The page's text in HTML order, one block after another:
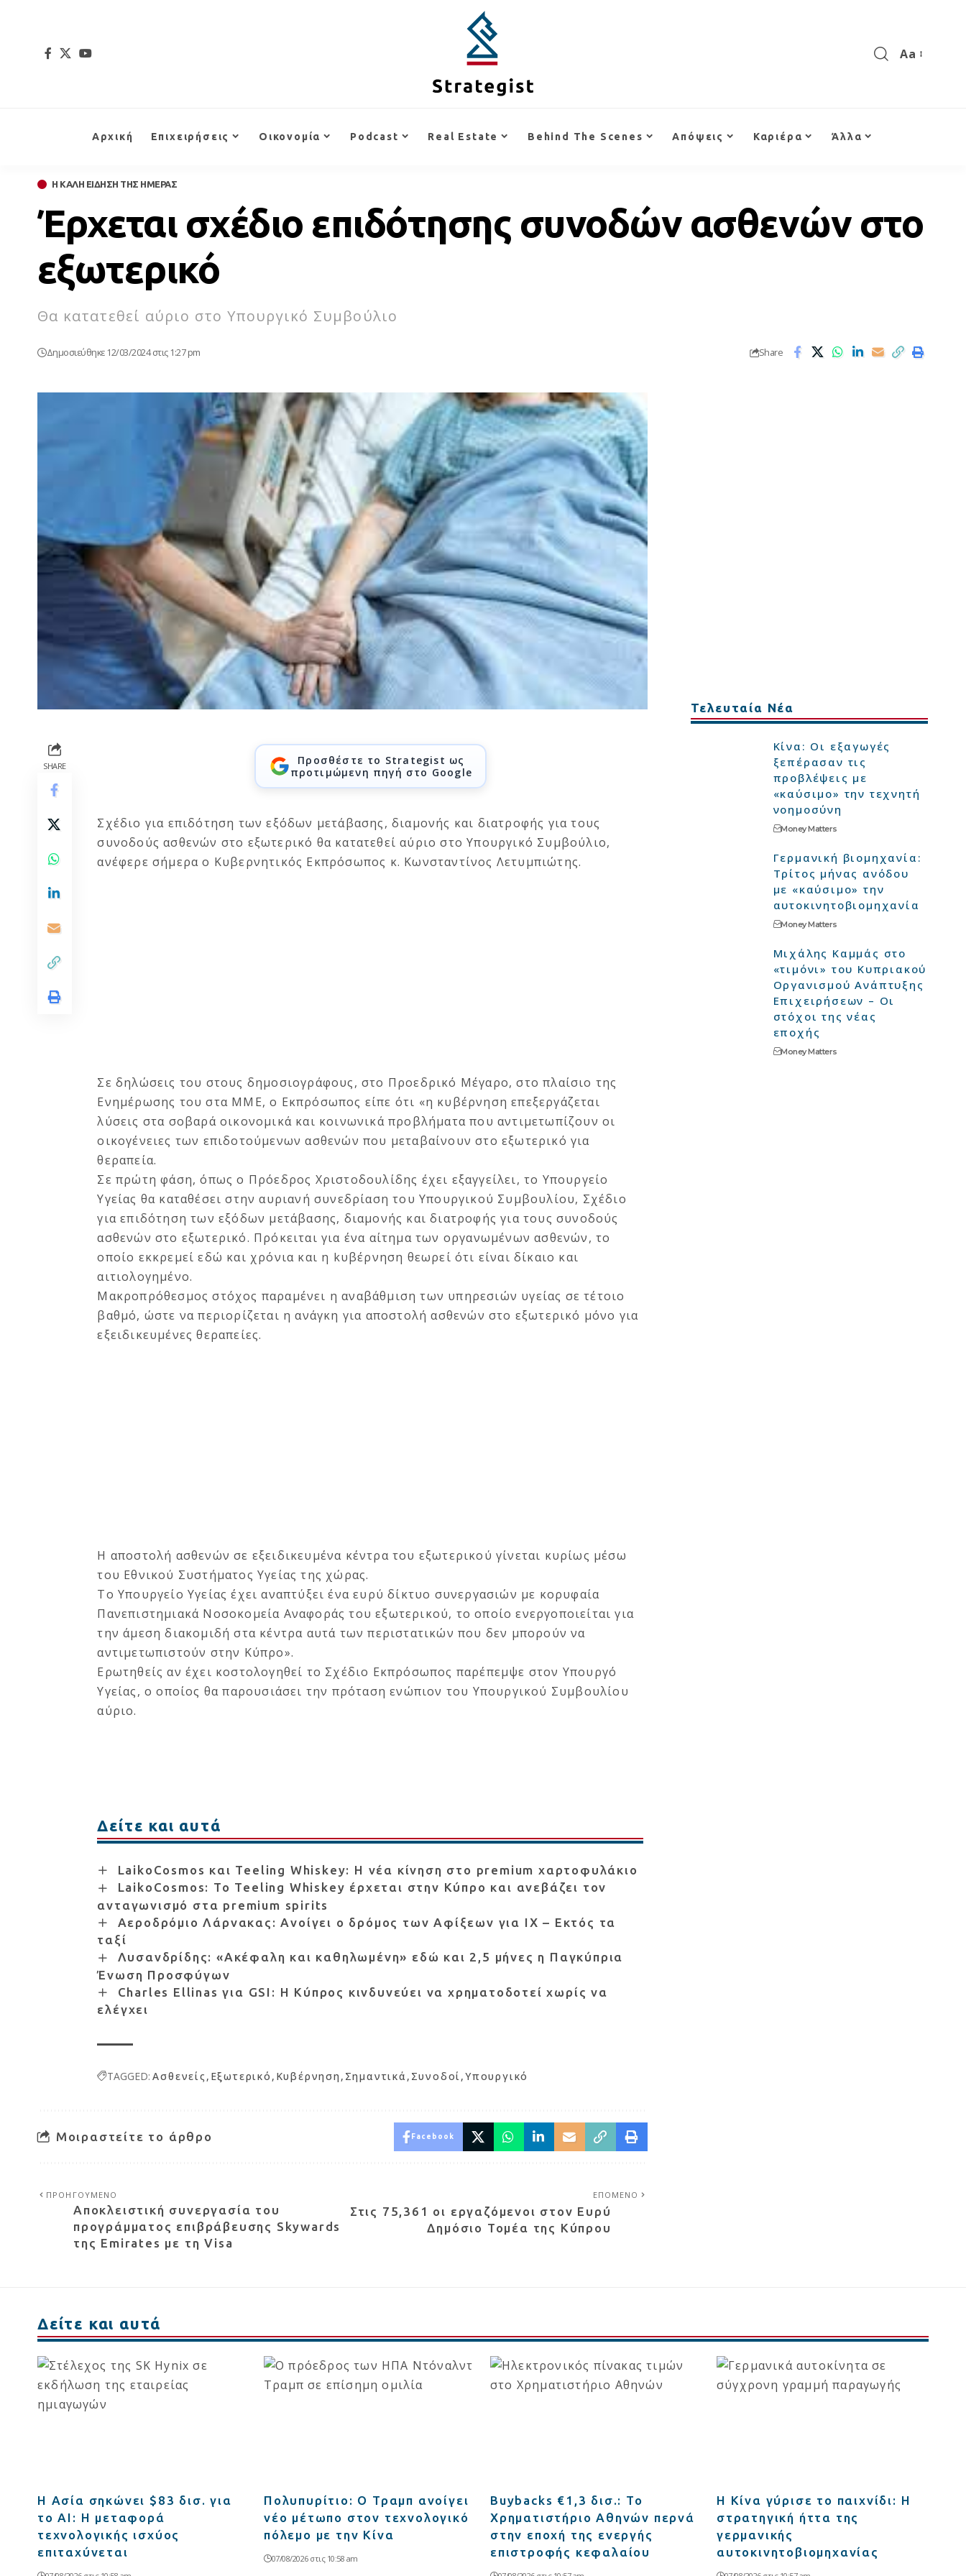
Aa
Αρχική Επιχειρήσεις Οικονομία Podcast Real Estate Behind The Scenes Απόψεις Καριέρα Άλλα
Η ΚΑΛΗ ΕΙΔΗΣΗ ΤΗΣ ΗΜΕΡΑΣ
Έρχεται σχέδιο επιδότησης συνοδών ασθενών στο
εξωτερικό
Θα κατατεθεί αύριο στο Υπουργικό Συμβούλιο
Δημοσιεύθηκε 12/03/2024 στις 1:27 pm Share
SHARE
Προσθέστε το Strategist ως
προτιμώμενη πηγή στο Google
Σχέδιο για επιδότηση των εξόδων μετάβασης, διαμονής και διατροφής για τους
συνοδούς ασθενών στο εξωτερικό θα κατατεθεί αύριο στο Υπουργικό Συμβούλιο,
ανέφερε σήμερα ο Κυβερνητικός Εκπρόσωπος κ. Κωνσταντίνος Λετυμπιώτης.
Σε δηλώσεις του στους δημοσιογράφους, στο Προεδρικό Μέγαρο, στο πλαίσιο της
Ενημέρωσης του στα ΜΜΕ, ο Εκπρόσωπος είπε ότι «η κυβέρνηση επεξεργάζεται
λύσεις στα σοβαρά οικονομικά και κοινωνικά προβλήματα που αντιμετωπίζουν οι
οικογένειες των επιδοτούμενων ασθενών που μεταβαίνουν στο εξωτερικό για
θεραπεία.
Σε πρώτη φάση, όπως ο Πρόεδρος Χριστοδουλίδης έχει εξαγγείλει, το Υπουργείο
Υγείας θα καταθέσει στην αυριανή συνεδρίαση του Υπουργικού Συμβουλίου, Σχέδιο
για επιδότηση των εξόδων μετάβασης, διαμονής και διατροφής για τους συνοδούς
ασθενών στο εξωτερικό. Πρόκειται για ένα αίτημα των οργανωμένων ασθενών, το
οποίο εκκρεμεί εδώ και χρόνια και η kυβέρνηση θεωρεί ότι είναι δίκαιο και
αιτιολογημένο.
Μακροπρόθεσμος στόχος παραμένει η αναβάθμιση των υπηρεσιών υγείας σε τέτοιο
βαθμό, ώστε να περιορίζεται η ανάγκη για αποστολή ασθενών στο εξωτερικό μόνο για
εξειδικευμένες θεραπείες.
Η αποστολή ασθενών σε εξειδικευμένα κέντρα του εξωτερικού γίνεται κυρίως μέσω
του Εθνικού Συστήματος Υγείας της χώρας.
Το Υπουργείο Υγείας έχει αναπτύξει ένα ευρύ δίκτυο συνεργασιών με κορυφαία
Πανεπιστημιακά Νοσοκομεία Αναφοράς του εξωτερικού, το οποίο ενεργοποιείται για
την άμεση διακομιδή στα κέντρα αυτά των περιστατικών που δεν μπορούν να
αντιμετωπιστούν στην Κύπρο».
Ερωτηθείς αν έχει κοστολογηθεί το Σχέδιο Εκπρόσωπος παρέπεμψε στον Υπουργό
Υγείας, ο οποίος θα παρουσιάσει την πρόταση ενώπιον του Υπουργικού Συμβουλίου
αύριο.
Δείτε και αυτά
LaikoCosmos και Teeling Whiskey: Η νέα κίνηση στο premium χαρτοφυλάκιο
LaikoCosmos: Το Teeling Whiskey έρχεται στην Κύπρο και ανεβάζει τον
ανταγωνισμό στα premium spirits
Αεροδρόμιο Λάρνακας: Ανοίγει ο δρόμος των Αφίξεων για ΙΧ – Εκτός τα
ταξί
Λυσανδρίδης: «Ακέφαλη και καθηλωμένη» εδώ και 2,5 μήνες η Παγκύπρια
Ένωση Προσφύγων
Charles Ellinas για GSI: Η Κύπρος κινδυνεύει να χρηματοδοτεί χωρίς να
ελέγχει
TAGGED: Ασθενείς Εξωτερικό Κυβέρνηση Σημαντικά Συνοδοί Υπουργικό
Μοιραστείτε το άρθρο Facebook
ΠΡΟΗΓΟΥΜΕΝΟ
Αποκλειστική συνεργασία του
προγράμματος επιβράβευσης Skywards
της Emirates με τη Visa
ΕΠΟΜΕΝΟ
Στις 75,361 οι εργαζόμενοι στον Ευρύ
Δημόσιο Τομέα της Κύπρου
Τελευταία Νέα
Κίνα: Οι εξαγωγές
ξεπέρασαν τις
προβλέψεις με
«καύσιμο» την τεχνητή
νοημοσύνη
Money Matters
Γερμανική βιομηχανία:
Τρίτος μήνας ανόδου
με «καύσιμο» την
αυτοκινητοβιομηχανία
Money Matters
Μιχάλης Καμμάς στο
«τιμόνι» του Κυπριακού
Οργανισμού Ανάπτυξης
Επιχειρήσεων – Οι
στόχοι της νέας
εποχής
Money Matters
Δείτε και αυτά
Η Ασία σηκώνει $83 δισ. για
το AI: Η μεταφορά
τεχνολογικής ισχύος
επιταχύνεται
Πολυπυρίτιο: Ο Τραμπ ανοίγει
νέο μέτωπο στον τεχνολογικό
πόλεμο με την Κίνα
07/08/2026 στις 10:58 am
Buybacks €1,3 δισ.: Το
Χρηματιστήριο Αθηνών περνά
στην εποχή της ενεργής
επιστροφής κεφαλαίου
Η Κίνα γύρισε το παιχνίδι: Η
στρατηγική ήττα της
γερμανικής
αυτοκινητοβιομηχανίας